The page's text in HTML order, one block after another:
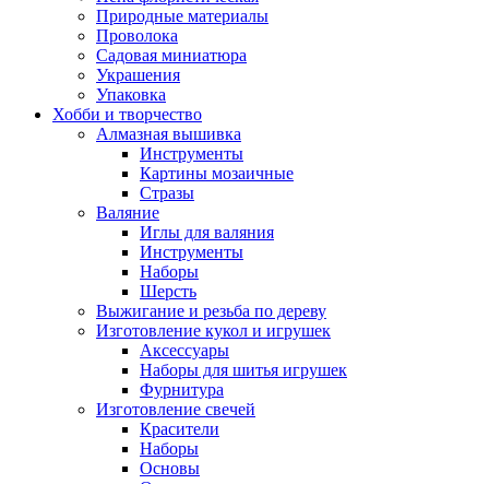
Природные материалы
Проволока
Садовая миниатюра
Украшения
Упаковка
Хобби и творчество
Алмазная вышивка
Инструменты
Картины мозаичные
Стразы
Валяние
Иглы для валяния
Инструменты
Наборы
Шерсть
Выжигание и резьба по дереву
Изготовление кукол и игрушек
Аксессуары
Наборы для шитья игрушек
Фурнитура
Изготовление свечей
Красители
Наборы
Основы